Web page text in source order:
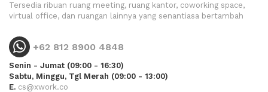
Tersedia ribuan ruang meeting, ruang kantor, coworking space,
virtual office, dan ruangan lainnya yang senantiasa bertambah
+62 812 8900 4848
Senin - Jumat (09:00 - 16:30)
Sabtu, Minggu, Tgl Merah (09:00 - 13:00)
E. cs@xwork.co